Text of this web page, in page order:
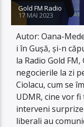
Gold FM Radio
17 MAI 2023
Autor: Oana-
i în Gușă, și-n
la Radio Gold
negocierile la zi
Ciolacu, cum se
UDMR, cine vor
interveni
liberali au